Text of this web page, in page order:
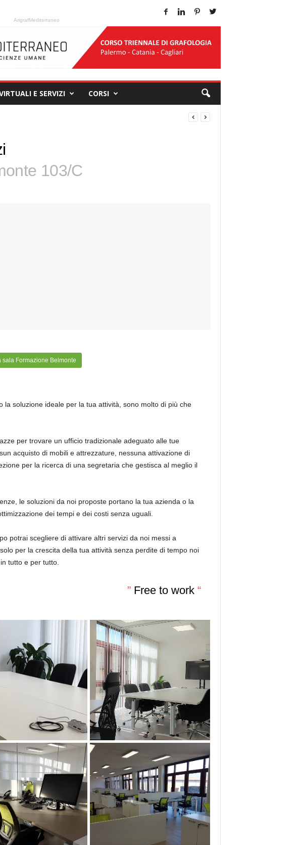
ArigrafMediterraneo
E SERVIZI CORSI
103/C
sala Formazione Belmonte
la soluzione ideale per la tua attività, sono molto di più che
per trovare un ufficio tradizionale adeguato alle tue
acquisto di mobili e attrezzature, nessuna attivazione di
per la ricerca di una segretaria che gestisca al meglio il
le soluzioni da noi proposte portano la tua azienda o la
dei tempi e dei costi senza uguali.
potrai scegliere di attivare altri servizi da noi messi a
per la crescita della tua attività senza perdite di tempo noi
tutto e per tutto.
” Free to work “